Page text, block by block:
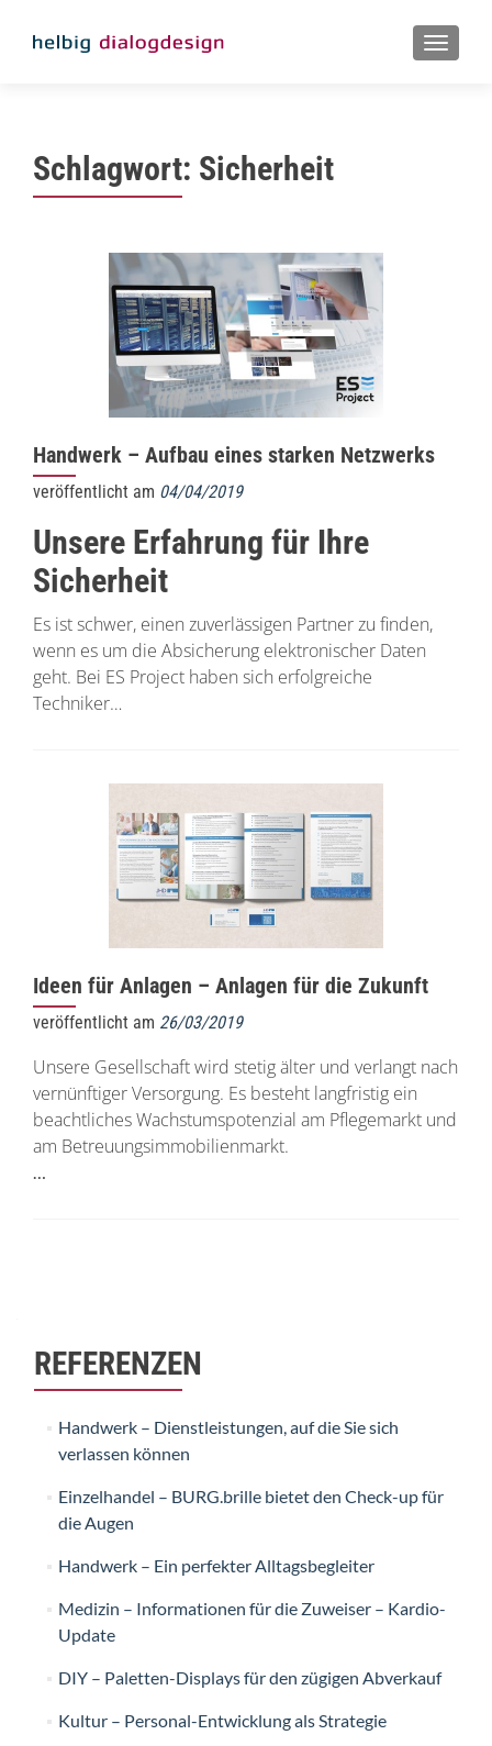
MENU
Schlagwort: Sicherheit
Handwerk – Aufbau eines starken Netzwerks
veröffentlicht am 04/04/2019
Unsere Erfahrung für Ihre
Sicherheit
Es ist schwer, einen zuverlässigen Partner zu finden,
wenn es um die Absicherung elektronischer Daten
geht. Bei ES Project haben sich erfolgreiche
Techniker…
Ideen für Anlagen – Anlagen für die Zukunft
veröffentlicht am 26/03/2019
Unsere Gesellschaft wird stetig älter und verlangt nach
vernünftiger Versorgung. Es besteht langfristig ein
beachtliches Wachstumspotenzial am Pflegemarkt und
am Betreuungsimmobilienmarkt.
…
REFERENZEN
Handwerk – Dienstleistungen, auf die Sie sich
verlassen können
Einzelhandel – BURG.brille bietet den Check-up für
die Augen
Handwerk – Ein perfekter Alltagsbegleiter
Medizin – Informationen für die Zuweiser – Kardio-
Update
DIY – Paletten-Displays für den zügigen Abverkauf
Kultur – Personal-Entwicklung als Strategie